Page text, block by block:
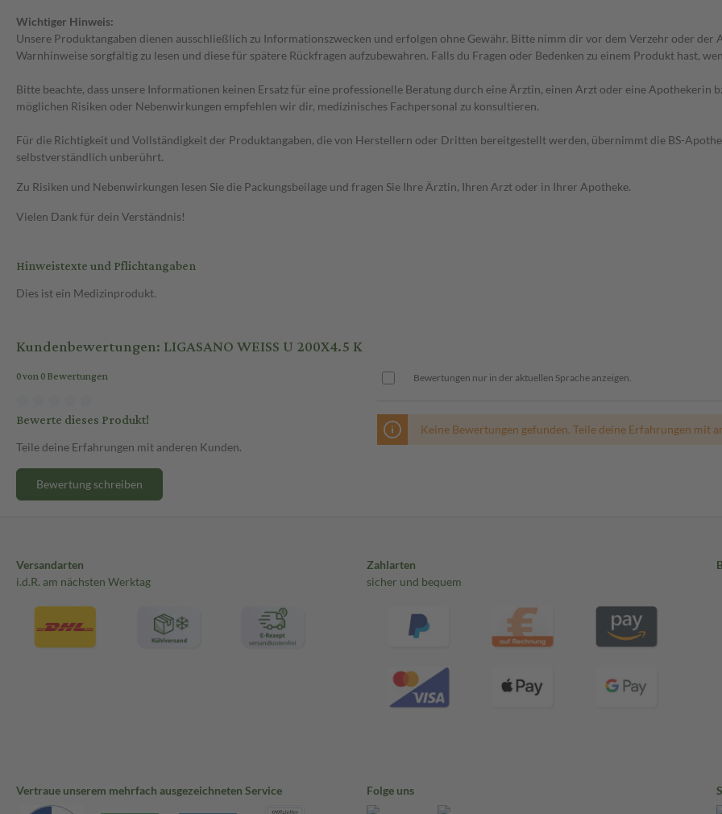
Wichtiger Hinweis:
Unsere Produktangaben dienen ausschließlich zu Informationszwecken und erfolgen ohne Gewähr. Bitte nimm dir vor dem Verzehr oder
Warnhinweise sorgfältig zu lesen und diese für spätere Rückfragen aufzubewahren. Falls du Fragen oder Bedenken zu einem Produkt hast,
Bitte beachte, dass unsere Informationen keinen Ersatz für eine professionelle Beratung durch eine Ärztin, einen Arzt oder eine Apothekerin
möglichen Risiken oder Nebenwirkungen empfehlen wir dir, medizinisches Fachpersonal zu konsultieren.
Für die Richtigkeit und Vollständigkeit der Produktangaben, die von Herstellern oder Dritten bereitgestellt werden, übernimmt die BS-
selbstverständlich unberührt.
Zu Risiken und Nebenwirkungen lesen Sie die Packungsbeilage und fragen Sie Ihre Ärztin, Ihren Arzt oder in Ihrer Apotheke.
Vielen Dank für dein Verständnis!
Hinweistexte und Pflichtangaben
Dies ist ein Medizinprodukt.
Kundenbewertungen: LIGASANO WEISS U 200X4.5 K
0 von 0 Bewertungen
Bewerte dieses Produkt!
Teile deine Erfahrungen mit anderen Kunden.
Bewertung schreiben
Bewertungen nur in der aktuellen Sprache anzeigen.
Keine Bewertungen gefunden. Teile deine Erfahrungen mit
Versandarten
i.d.R. am nächsten Werktag
Zahlarten
sicher und bequem
Vertraue unserem mehrfach ausgezeichneten Service Folge uns